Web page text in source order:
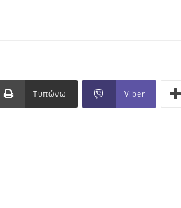
Τυπώνω Viber